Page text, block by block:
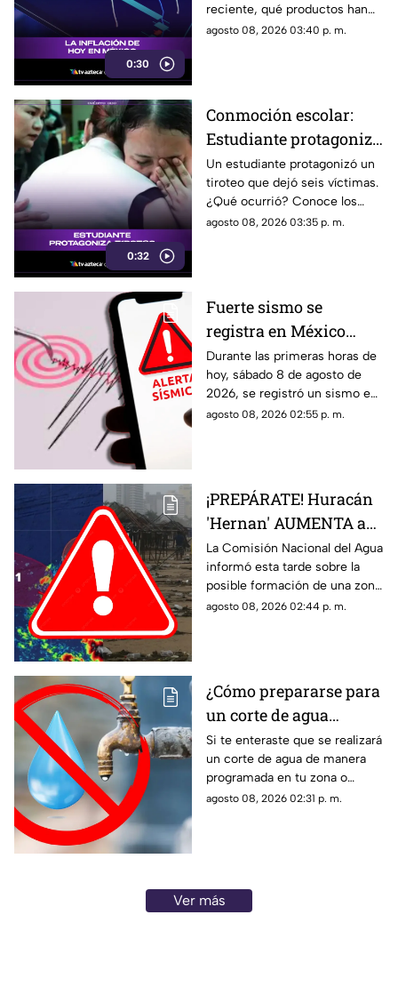
0:30
reciente, qué productos han
subido de precio y cómo
agosto 08, 2026 03:40 p. m.
0:32
Conmoción escolar:
Estudiante protagoniza
t1r0t30 con seis
víctimas
Un estudiante protagonizó un
tiroteo que dejó seis víctimas.
¿Qué ocurrió? Conoce los
detalles de esta tragedia.
agosto 08, 2026 03:35 p. m.
Fuerte sismo se
registra en México
HOY, sábado 8 de
agosto de 2026: ¿Dónde
fue el epicentro del
temblor de este día?
Durante las primeras horas de
hoy, sábado 8 de agosto de
2026, se registró un sismo en
México. Te decimos en donde
agosto 08, 2026 02:55 p. m.
¡PREPÁRATE! Huracán
'Hernan' AUMENTA a
70% su probabilidad de
desarrollo y esta es la
ubicación exacta del
potencial ciclón
La Comisión Nacional del Agua
informó esta tarde sobre la
posible formación de una zona
de baja presión con potencial
agosto 08, 2026 02:44 p. m.
¿Cómo prepararse para
un corte de agua
programado? Esto
puedes hacer ante la
suspensión del servicio
Si te enteraste que se realizará
un corte de agua de manera
programada en tu zona o
simplemente de quedaste sin
agosto 08, 2026 02:31 p. m.
Ver más